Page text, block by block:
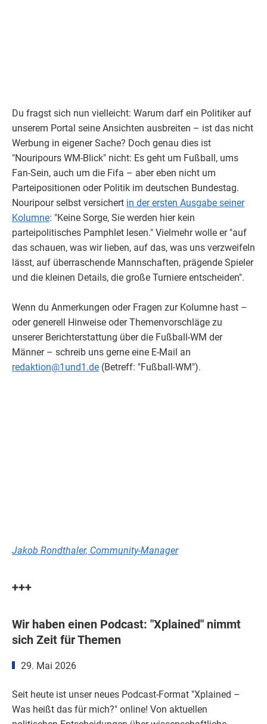
Du fragst sich nun vielleicht: Warum darf ein Politiker auf
unserem Portal seine Ansichten ausbreiten – ist das nicht
Werbung in eigener Sache? Doch genau dies ist
"Nouripours WM-Blick" nicht: Es geht um Fußball, ums
Fan-Sein, auch um die Fifa – aber eben nicht um
Parteipositionen oder Politik im deutschen Bundestag.
Nouripour selbst versichert in der ersten Ausgabe seiner
Kolumne: "Keine Sorge, Sie werden hier kein
parteipolitisches Pamphlet lesen." Vielmehr wolle er "auf
das schauen, was wir lieben, auf das, was uns verzweifeln
lässt, auf überraschende Mannschaften, prägende Spieler
und die kleinen Details, die große Turniere entscheiden".
Wenn du Anmerkungen oder Fragen zur Kolumne hast –
oder generell Hinweise oder Themenvorschläge zu
unserer Berichterstattung über die Fußball-WM der
Männer – schreib uns gerne eine E-Mail an
redaktion@1und1.de (Betreff: "Fußball-WM").
Jakob Rondthaler, Community-Manager
+++
Wir haben einen Podcast: "Xplained" nimmt
sich Zeit für Themen
29. Mai 2026
Seit heute ist unser neues Podcast-Format "Xplained –
Was heißt das für mich?" online! Von aktuellen